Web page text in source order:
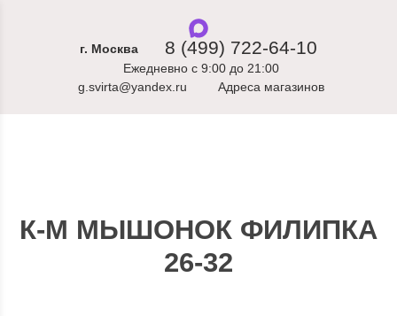
г. Москва 8 (499) 722-64-10
Ежедневно с 9:00 до 21:00
g.svirta@yandex.ru
Адреса магазинов
К-М МЫШОНОК ФИЛИПКА
26-32